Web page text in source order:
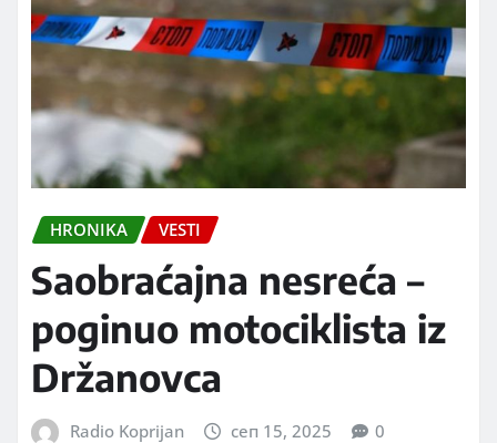
HRONIKA VESTI
Saobraćajna nesreća –
poginuo motociklista iz
Držanovca
Radio Koprijan сеп 15, 2025 0